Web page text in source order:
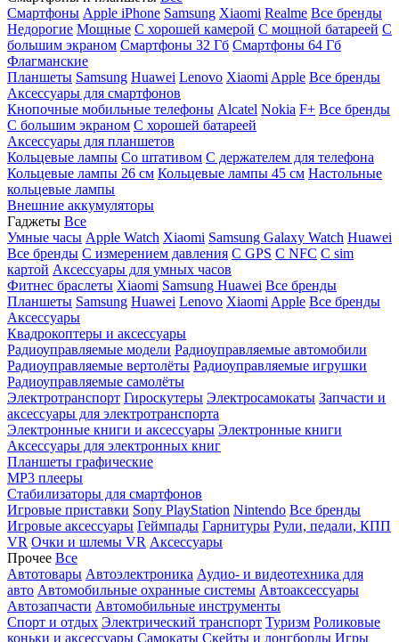
Смартфоны Apple iPhone Samsung Xiaomi Realme Все бренды
Недорогие Мощные С хорошей камерой С мощной батареей С
большим экраном Смартфоны 32 Гб Смартфоны 64 Гб
Флагманские
Планшеты Samsung Huawei Lenovo Xiaomi Apple Все бренды
Аксессуары для смартфонов
Кнопочные мобильные телефоны Alcatel Nokia F+ Все бренды
С большим экраном С хорошей батареей
Аксессуары для планшетов
Кольцевые лампы Со штативом C держателем для телефона
Кольцевые лампы 26 см Кольцевые лампы 45 см Настольные
кольцевые лампы
Внешние аккумуляторы
Гаджеты Все
Умные часы Apple Watch Xiaomi Samsung Galaxy Watch Huawei
Все бренды C измерением давления C GPS C NFC C sim
картой Аксессуары для умных часов
Фитнес браслеты Xiaomi Samsung Huawei Все бренды
Планшеты Samsung Huawei Lenovo Xiaomi Apple Все бренды
Аксессуары
Квадрокоптеры и аксессуары
Радиоуправляемые модели Радиоуправляемые автомобили
Радиоуправляемые вертолёты Радиоуправляемые игрушки
Радиоуправляемые самолёты
Электротранспорт Гироскутеры Электросамокаты Запчасти и
аксессуары для электротранспорта
Электронные книги и аксессуары Электронные книги
Аксессуары для электронных книг
Планшеты графические
MP3 плееры
Стабилизаторы для смартфонов
Игровые приставки Sony PlayStation Nintendo Все бренды
Игровые аксессуары Геймпады Гарнитуры Рули, педали, КПП
VR Очки и шлемы VR Аксессуары
Прочее Все
Автотовары Автоэлектроника Аудио- и видеотехника для
авто Автомобильные охранные системы Автоаксессуары
Автозапчасти Автомобильные инструменты
Спорт и отдых Электрический транспорт Туризм Роликовые
коньки и аксессуары Самокаты Скейты и лонгборды Игры